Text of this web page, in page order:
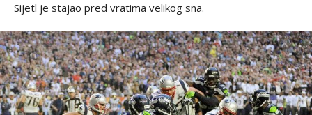
Sijetl je stajao pred vratima velikog sna.